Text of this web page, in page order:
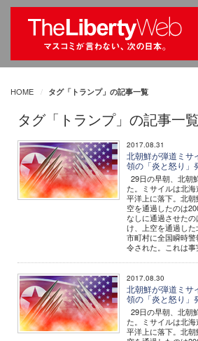
HOME タグ「トランプ」の記事一覧
タグ「トランプ」の記事一覧
2017.08.31
北朝鮮が弾道ミサ
領の「炎と怒り」
29日の早朝、北朝
た。ミサイルは北
平洋上に落下。北
空を通過したのは
なしに通過させた
け、上空を通過し
市町村に全国瞬時
令された。これは
2017.08.30
北朝鮮が弾道ミサ
領の「炎と怒り」
29日の早朝、北朝
た。ミサイルは北
平洋上に落下。北